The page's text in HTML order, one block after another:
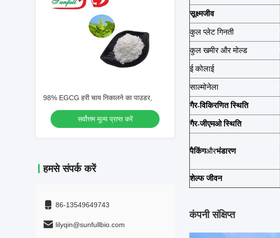
98% EGCG हरी चाय निकालने का पाउडर,
सर्वोत्तम मूल्य प्राप्त करें
हमसे संपर्क करें
86-13549649743
lilyqin@sunfullbio.com
सूक्ष्मजीव
कुल प्लेट गिनती
कुल खमीर और मोल्ड
ई कोलाई
साल्मोनेला
गैर-विकिरणित स्थिति
गैर-जीएमओ स्थिति
पैकिंगऔरभंडारण
शेल्फ जीवन
कंपनी संक्षिप्त